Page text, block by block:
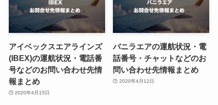
アイベックスエアラインズ
(IBEX)の運航状況・電話番
号などのお問い合わせ先情
報まとめ
2020年4月15日
バニラエアの運航状況・電
話番号・チャットなどのお
問い合わせ先情報まとめ
2020年4月12日